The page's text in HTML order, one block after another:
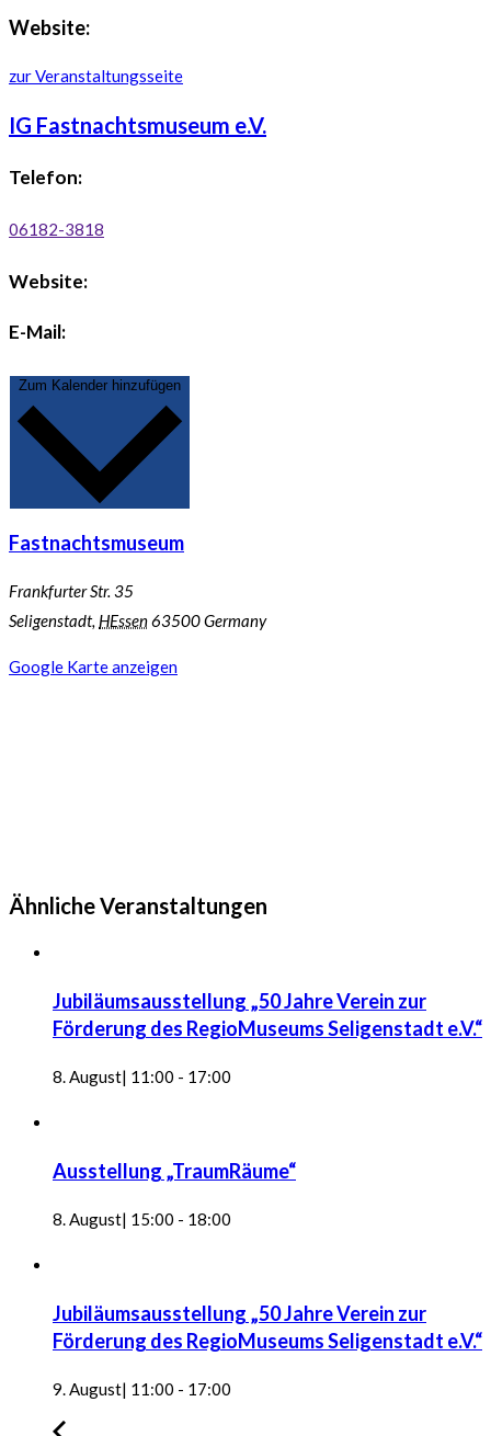
Website:
zur Veranstaltungsseite
IG Fastnachtsmuseum e.V.
Telefon:
06182-3818
Website:
E-Mail:
Fastnachtsmuseum
Frankfurter Str. 35
Seligenstadt, HEssen63500Germany
Google Karte anzeigen
Ähnliche Veranstaltungen
Jubiläumsausstellung „50 Jahre Verein zur
Förderung des RegioMuseums Seligenstadt e.V.“
8. August| 11:00 - 17:00
Ausstellung „TraumRäume“
8. August| 15:00 - 18:00
Jubiläumsausstellung „50 Jahre Verein zur
Förderung des RegioMuseums Seligenstadt e.V.“
9. August| 11:00 - 17:00